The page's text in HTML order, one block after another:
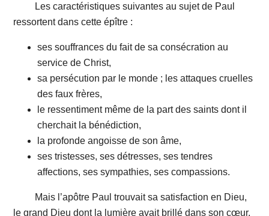
Les caractéristiques suivantes au sujet de Paul
ressortent dans cette épître :
ses souffrances du fait de sa consécration au
service de Christ,
sa persécution par le monde ; les attaques cruelles
des faux frères,
le ressentiment même de la part des saints dont il
cherchait la bénédiction,
la profonde angoisse de son âme,
ses tristesses, ses détresses, ses tendres
affections, ses sympathies, ses compassions.
Mais l’apôtre Paul trouvait sa satisfaction en Dieu,
le grand Dieu dont la lumière avait brillé dans son cœur,